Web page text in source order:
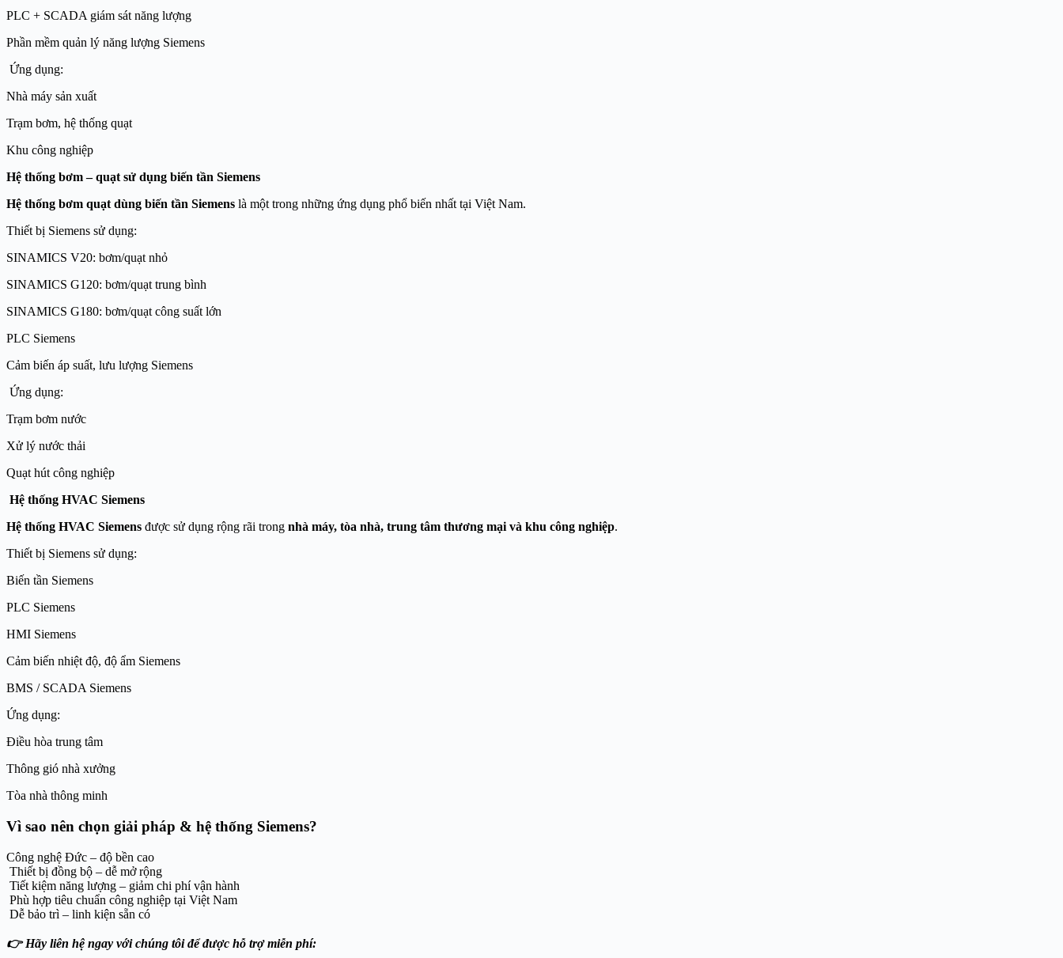
PLC + SCADA giám sát năng lượng
Phần mềm quản lý năng lượng Siemens
Ứng dụng:
Nhà máy sản xuất
Trạm bơm, hệ thống quạt
Khu công nghiệp
Hệ thống bơm – quạt sử dụng biến tần Siemens
Hệ thống bơm quạt dùng biến tần Siemens là một trong những ứng dụng phổ biến nhất tại Việt Nam.
Thiết bị Siemens sử dụng:
SINAMICS V20: bơm/quạt nhỏ
SINAMICS G120: bơm/quạt trung bình
SINAMICS G180: bơm/quạt công suất lớn
PLC Siemens
Cảm biến áp suất, lưu lượng Siemens
Ứng dụng:
Trạm bơm nước
Xử lý nước thải
Quạt hút công nghiệp
Hệ thống HVAC Siemens
Hệ thống HVAC Siemens được sử dụng rộng rãi trong nhà máy, tòa nhà, trung tâm thương mại và khu công nghiệp.
Thiết bị Siemens sử dụng:
Biến tần Siemens
PLC Siemens
HMI Siemens
Cảm biến nhiệt độ, độ ẩm Siemens
BMS / SCADA Siemens
Ứng dụng:
Điều hòa trung tâm
Thông gió nhà xưởng
Tòa nhà thông minh
Vì sao nên chọn giải pháp & hệ thống Siemens?
Công nghệ Đức – độ bền cao
Thiết bị đồng bộ – dễ mở rộng
Tiết kiệm năng lượng – giảm chi phí vận hành
Phù hợp tiêu chuẩn công nghiệp tại Việt Nam
Dễ bảo trì – linh kiện sẵn có
👉 Hãy liên hệ ngay với chúng tôi để được hỗ trợ miễn phí: